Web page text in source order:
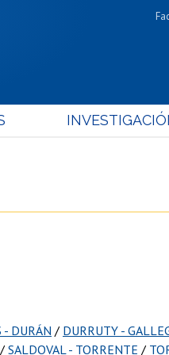
- DURÁN / DURRUTY -
/ SALDOVAL - TORRENTE /